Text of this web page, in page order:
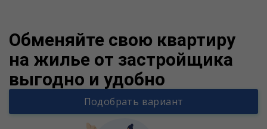
Обменяйте свою квартиру
на жилье от застройщика
выгодно и удобно
Подобрать вариант